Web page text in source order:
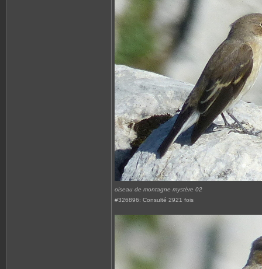
oiseau de montagne mystère 02
#326896: Consulté 2921 fois